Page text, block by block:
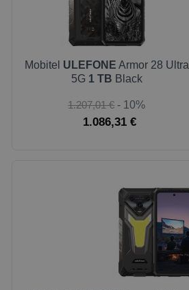
Mobitel ULEFONE Armor 28 Ultra
5G 1 TB Black
1.207,01 € - 10%
1.086,31 €